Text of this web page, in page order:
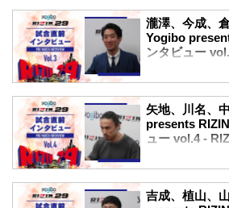
皇治「死ぬ気で
Yogibo presents
ンタビュー
youtu.be
——現在の心境
皇治 普通ですよ
——対戦相手の印
皇治 ひょっとこ
すけどね、何も
けなんで。...
大阪で行われる
の、マスコミ向
公開！
金太郎「相手に
Yogibo presents
インタビュー
youtu.be
——現在の心境
金太郎 いよいよ
ちです。
——対戦相手の印
瀧澤、今成、
Yogibo
ンタビュー
大阪で行われる
の、マスコミ向
公開！
瀧澤謙太「何も
せずに負けるか」
矢地、川名、
presents
ュー vol.4 -
大阪で行われる
の、マスコミ向
吉成、植山、